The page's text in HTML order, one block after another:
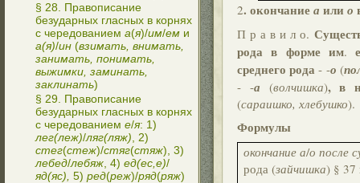
§ 28. Правописание
безударных гласных в корнях
с чередованием а(я)/им/ем и
а(я)/ин (взимать, внимать,
занимать, понимать,
выжимки, заминать,
заклинать)
§ 29. Правописание
безударных гласных в корнях
с чередованием е/я: 1)
лег(леж)/ляг(ляж) , 2)
стег(стеж)/стяг(стяж), 3)
лебед/лебяж , 4) ед(ес,е)/
яд(яс), 5) ред(реж)/ряд(ряж)
2. окончаниеа или о
П р а в и л о.
рода в форме им.
среднего рода - -о (
- -а (волчишка), в
(сараишко, хлебушко).
Формулы
окончание а/о после
рода (зайчишка) § 37